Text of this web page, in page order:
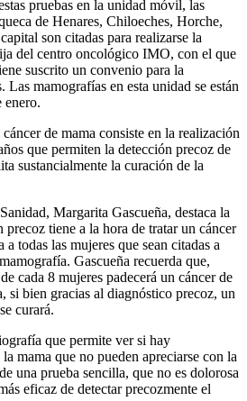
pruebas en la unidad móvil, las
de Henares, Chiloeches, Horche,
son citadas para realizarse la
del centro oncológico IMO, con el que
suscrito un convenio para la
Las mamografías en esta unidad se están
enero.
de mama consiste en la realización
que permiten la detección precoz de
sustancialmente la curación de la
Margarita Gascueña, destaca la
precoz tiene a la hora de tratar un cáncer
todas las mujeres que sean citadas a
Gascueña recuerda que,
cada 8 mujeres padecerá un cáncer de
si bien gracias al diagnóstico precoz, un
curará.
que permite ver si hay
mama que no pueden apreciarse con la
una prueba sencilla, que no es dolorosa
eficaz de detectar precozmente el